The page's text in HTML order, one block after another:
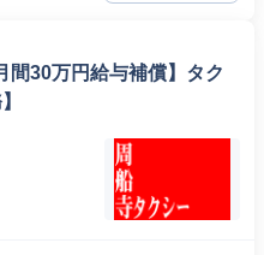
間30万円給与補償】タク